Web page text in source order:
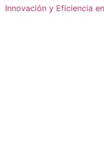
Innovación y Eficiencia